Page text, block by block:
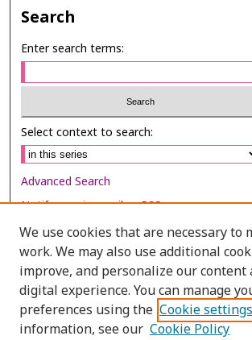
Search
Enter search terms:
Select context to search:
Advanced Search
Notify me via email orRSS
Browse
Collections
Disciplines
Authors
We use cookies that are necessary to
work. We may also use additional
improve, and personalize our content
digital experience. You can manage
preferences using the Cookie settings
information, see our Cookie Policy